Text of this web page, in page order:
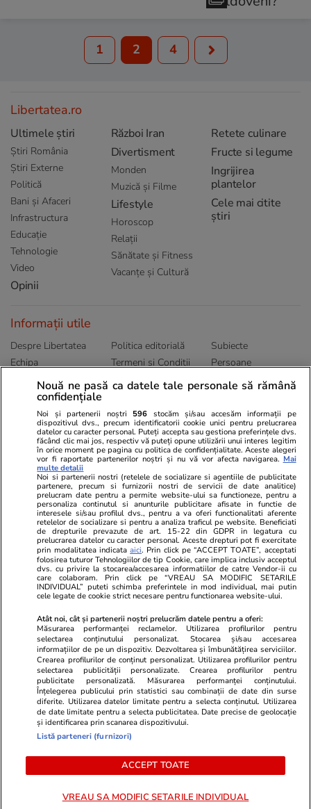
1 2 4
Libertatea.ro
Ultimele știri
Știri România
Știri Externe
Politică
Bani și Afaceri
Infrastructura
Educație
Tehnologie
Video
Opinii
Război Iran
Divertisment
Monden
Muzică și Filme
Lifestyle
Horoscop
Relații
Sănătate și Fitness
Vacanțe și Cultură
Retete culinare
Fructe si legume
Ingrijirea
plantelor
Cele mai citite
știri
Informații utile
Despre Libertatea
Echipa
Publicitate
Politica de
Politica editorială
Termeni și Conditii
Abonamente
Subiecte
Persoane
Sitemap
Ringier România
Libertatea pentru
Unica.ro
Program TV
Avantaje
ELLE
Gazeta Sporturilor
Stiri mondene
Calculator sarcina
Ajută Copiii
Locuri de muncă
Imobiliare.ro
Jobradar24
Imoradar24
Colecții Libertatea
Pariază responsabil! Decizia ONJN nr. 821/25.09.2025.
Jocurile de noroc sunt interzise minorilor.
© 2026 Ringier Romania. Toate drepturile rezervate
Actualizare preferințe cookies
Nouă ne pasă ca datele tale personale să rămână
confidențiale
Noi și partenerii noștri 596 stocăm și/sau accesăm informații pe
dispozitivul dvs., precum identificatorii cookie unici pentru prelucrarea
datelor cu caracter personal. Puteți accepta sau gestiona preferințele dvs.
făcând clic mai jos, respectiv vă puteți opune utilizării unui interes legitim
în orice moment pe pagina cu politica de confidențialitate. Aceste alegeri
vor fi raportate partenerilor noștri și nu vă vor afecta navigarea. Mai
multe detalii
Noi si partenerii nostri (retelele de socializare si agentiile de publicitate
partenere, precum si furnizorii nostri de servicii de date analitice)
prelucram date pentru a permite website-ului sa functioneze, pentru a
personaliza continutul si anunturile publicitare afisate in functie de
interesele si/sau profilul dvs., pentru a va oferi functionalitati aferente
retelelor de socializare si pentru a analiza traficul pe website. Beneficiati
de drepturile prevazute de art. 15-22 din GDPR in legatura cu
prelucrarea datelor cu caracter personal. Aceste drepturi pot fi exercitate
prin modalitatea indicataaici. Prin click pe “ACCEPT TOATE”, acceptati
folosirea tuturor Tehnologiilor de tip Cookie, care implica inclusiv acceptul
dvs. cu privire la stocarea/accesarea informatiilor de catre Vendor-ii cu
care colaboram. Prin click pe “VREAU SA MODIFIC SETARILE
INDIVIDUAL” puteti schimba preferintele in mod individual, mai putin
cele legate de cookie strict necesare pentru functionarea website-ului.
Atât noi, cât și partenerii noștri prelucrăm datele pentru a oferi:
Măsurarea performanței reclamelor. Utilizarea profilurilor pentru
selectarea conținutului personalizat. Stocarea și/sau accesarea
informațiilor de pe un dispozitiv. Dezvoltarea și îmbunătățirea serviciilor.
Crearea profilurilor de conținut personalizat. Utilizarea profilurilor pentru
selectarea publicității personalizate. Crearea profilurilor pentru
publicitate personalizată. Măsurarea performanței conținutului.
Înțelegerea publicului prin statistici sau combinații de date din surse
diferite. Utilizarea datelor limitate pentru a selecta conținutul. Utilizarea
de date limitate pentru a selecta publicitatea. Date precise de geolocație
și identificarea prin scanarea dispozitivului.
Listă parteneri (furnizori)
ACCEPT TOATE
VREAU SA MODIFIC SETARILE INDIVIDUAL